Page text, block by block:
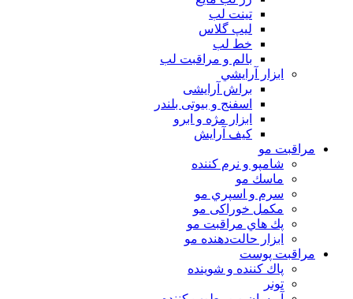
تینت لب
لیپ گلاس
خط لب
بالم و مراقبت لب
ابزار آرايشي
براش آرایشی
اسفنج و بیوتی بلندر
ابزار مژه و ابرو
کیف آرایش
مراقبت مو
شامپو و نرم كننده
ماسك مو
سرم و اسپري مو
مكمل خوراكی مو
پك هاي مراقبت مو
ابزار حالت‌دهنده مو
مراقبت پوست
پاك كننده و شوينده
تونر